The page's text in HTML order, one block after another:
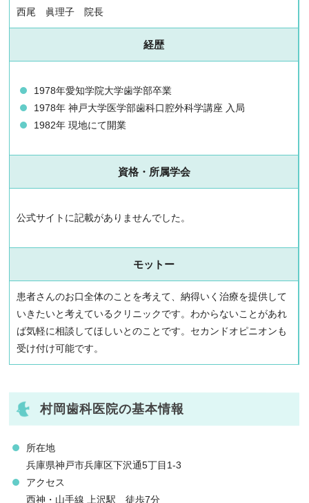
西尾 眞理子 院長
経歴
1978年愛知学院大学歯学部卒業
1978年 神戸大学医学部歯科口腔外科学講座 入局
1982年 現地にて開業
資格・所属学会
公式サイトに記載がありませんでした。
モットー
患者さんのお口全体のことを考えて、納得いく治療を提供して
いきたいと考えているクリニックです。わからないことがあれ
ば気軽に相談してほしいとのことです。セカンドオピニオンも
受け付け可能です。
村岡歯科医院の基本情報
所在地
兵庫県神戸市兵庫区下沢通5丁目1-3
アクセス
西神・山手線 上沢駅 徒歩7分